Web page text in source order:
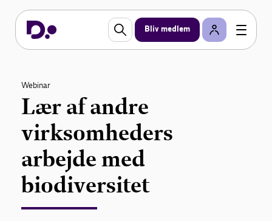
Bliv medlem
Webinar
Lær af andre
virksomheders
arbejde med
biodiversitet